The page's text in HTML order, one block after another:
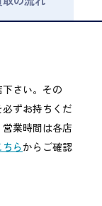
さい。その
ずお持ちくだ
業時間は各店
ちらからご確認